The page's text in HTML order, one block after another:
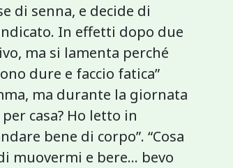
di senna, e decide di
In effetti dopo due
ma si lamenta perché
dure e faccio fatica”
ma durante la giornata
casa? Ho letto in
bene di corpo”. “Cosa
muovermi e bere... bevo